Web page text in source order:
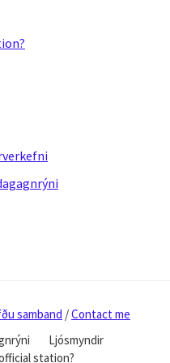
samband /Contact me
Ljósmyndir
station?